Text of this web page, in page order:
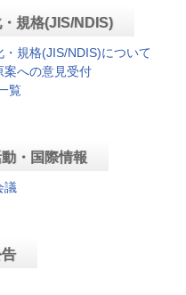
規格(JIS/NDIS)
・規格(JIS/NDIS)について
案への意見受付
覧
動・国際情報
議